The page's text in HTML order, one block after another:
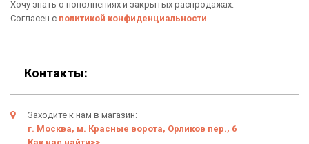
Отзывы о Bag & Wallet
Гарантия
Условия возврата
Оферта
Новинки
Подарки
Как нас найти>>
Позвоните нам:+7 (495) 374 92 25